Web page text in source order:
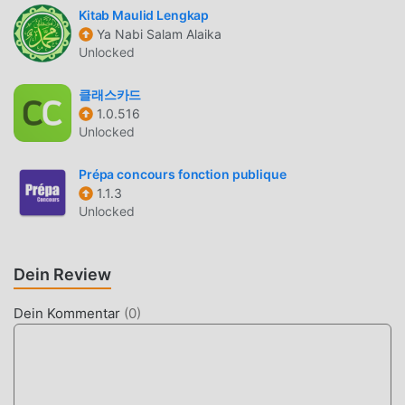
die education auf der ganzen Welt lieben. Wenn Sie diese
App herunterladen möchten, ist Moddroid Ihre beste Wahl.
moddroid stellt Ihnen nicht nur die neueste Version von
Sight Sing kostenlos zur Verfügung, sondern stellt auch
Free-Mods kostenlos zur Verfügung, mit denen Sie alle
Funktionen der App kostenlos freischalten können.
moddroid verspricht, dass alle Sight Sing -Mods den
Benutzern keine Gebühren berechnen und 100 % sicher,
verfügbar und kostenlos zu installieren sind. Laden Sie
einfach den Moddroid-Client herunter, Sie können Sight
herunter!
PRAKTISCHE FUNKTIONEN
Kitab Maulid Lengkap
Ya Nabi Salam Alaika
Unlocked
클래스카드
1.0.516
Unlocked
Prépa concours fonction publique
1.1.3
Unlocked
Dein Review
Dein Kommentar (0)